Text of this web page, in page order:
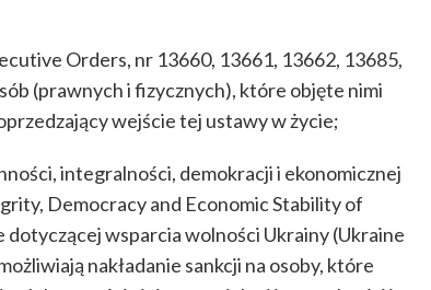
Orders, nr 13660, 13661, 13662, 13685,
(prawnych i fizycznych), które objęte nimi
wejście tej ustawy w życie;
integralności, demokracji i ekonomicznej
Democracy and Economic Stability of
wsparcia wolności Ukrainy (Ukraine
nakładanie sankcji na osoby, które